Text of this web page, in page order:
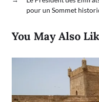
pour un Sommet
You May Also